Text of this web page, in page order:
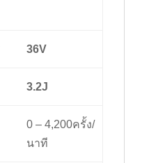
36V
3.2J
0 – 4,200ครั้ง/
นาที